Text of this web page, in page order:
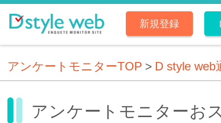
新規登録
アンケートモニターTOP > D style web
アンケートモニターお